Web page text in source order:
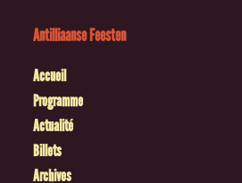
Antilliaanse Feesten
Accueil
Programme
Actualité
Billets
Archives